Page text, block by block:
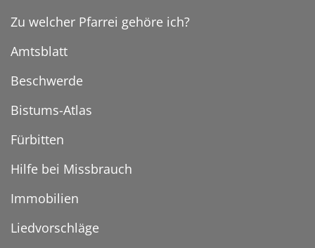
Zu welcher Pfarrei gehöre ich?
Amtsblatt
Beschwerde
Bistums-Atlas
Fürbitten
Hilfe bei Missbrauch
Immobilien
Liedvorschläge